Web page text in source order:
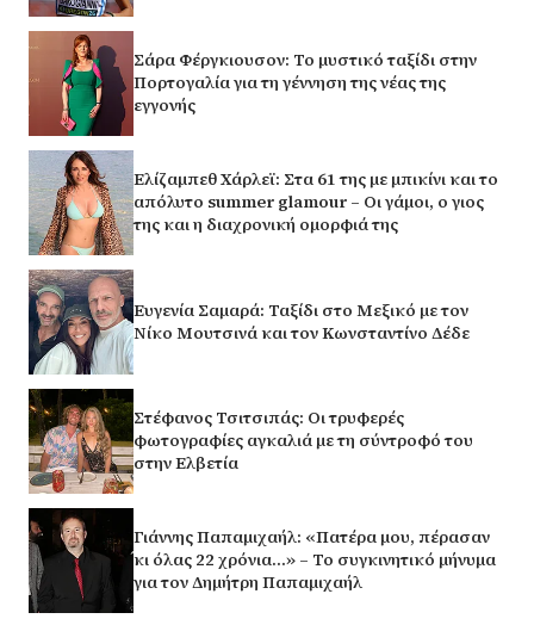
Σάρα Φέργκιουσον: Το μυστικό ταξίδι στην
Πορτογαλία για τη γέννηση της νέας της
εγγονής
Ελίζαμπεθ Χάρλεϊ: Στα 61 της με μπικίνι και το
απόλυτο summer glamour – Οι γάμοι, ο γιος
της και η διαχρονική ομορφιά της
Ευγενία Σαμαρά: Ταξίδι στο Μεξικό με τον
Νίκο Μουτσινά και τον Κωνσταντίνο Δέδε
Στέφανος Τσιτσιπάς: Οι τρυφερές
φωτογραφίες αγκαλιά με τη σύντροφό του
στην Ελβετία
Γιάννης Παπαμιχαήλ: «Πατέρα μου, πέρασαν
κι όλας 22 χρόνια…» – Το συγκινητικό μήνυμα
για τον Δημήτρη Παπαμιχαήλ